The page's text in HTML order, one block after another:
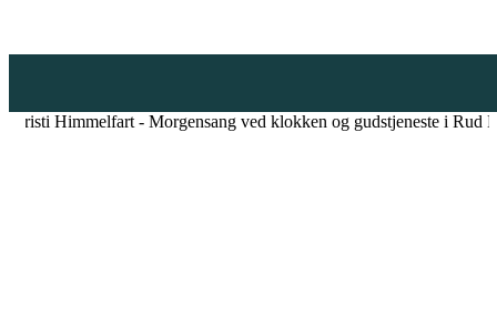
Kristi Himmelfart - Morgensang ved klokken og gudstjeneste i Rud